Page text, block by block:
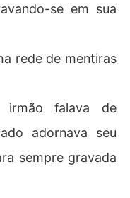
se em sua
rede de mentiras
irmão falava de
adornava seu
sempre gravada